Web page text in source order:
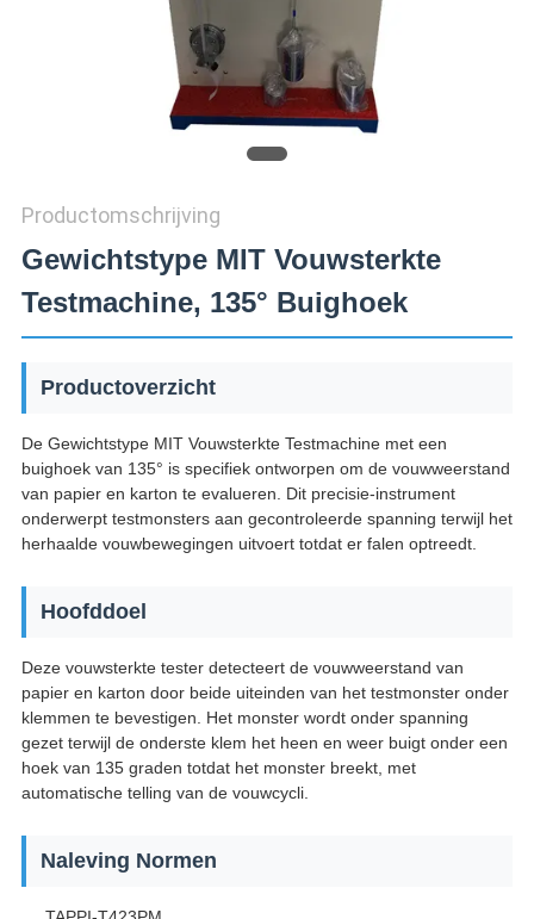
Productomschrijving
Gewichtstype MIT Vouwsterkte
Testmachine, 135° Buighoek
Productoverzicht
De Gewichtstype MIT Vouwsterkte Testmachine met een
buighoek van 135° is specifiek ontworpen om de vouwweerstand
van papier en karton te evalueren. Dit precisie-instrument
onderwerpt testmonsters aan gecontroleerde spanning terwijl het
herhaalde vouwbewegingen uitvoert totdat er falen optreedt.
Hoofddoel
Deze vouwsterkte tester detecteert de vouwweerstand van
papier en karton door beide uiteinden van het testmonster onder
klemmen te bevestigen. Het monster wordt onder spanning
gezet terwijl de onderste klem het heen en weer buigt onder een
hoek van 135 graden totdat het monster breekt, met
automatische telling van de vouwcycli.
Naleving Normen